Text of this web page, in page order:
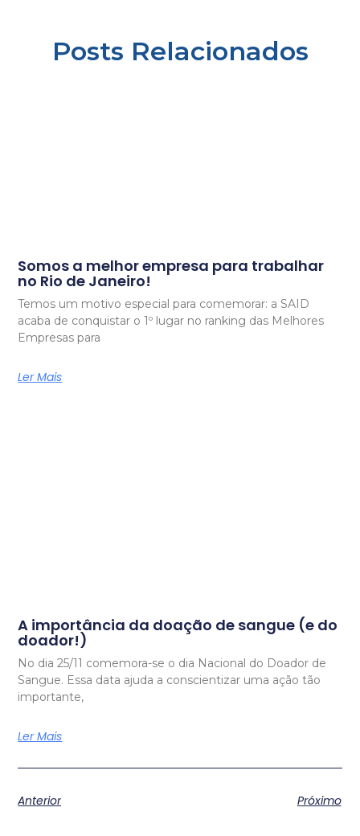
Posts Relacionados
Somos a melhor empresa para trabalhar
no Rio de Janeiro!
Temos um motivo especial para comemorar: a SAID
acaba de conquistar o 1º lugar no ranking das Melhores
Empresas para
Ler Mais
A importância da doação de sangue (e do
doador!)
No dia 25/11 comemora-se o dia Nacional do Doador de
Sangue. Essa data ajuda a conscientizar uma ação tão
importante,
Ler Mais
Anterior Próximo